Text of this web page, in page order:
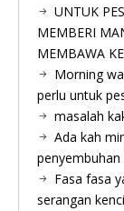
UNTUK
MEMBERI
MEMBAWA
Morning
perlu untuk
masalah
Ada kah
penyembuhan
Fasa fasa
serangan